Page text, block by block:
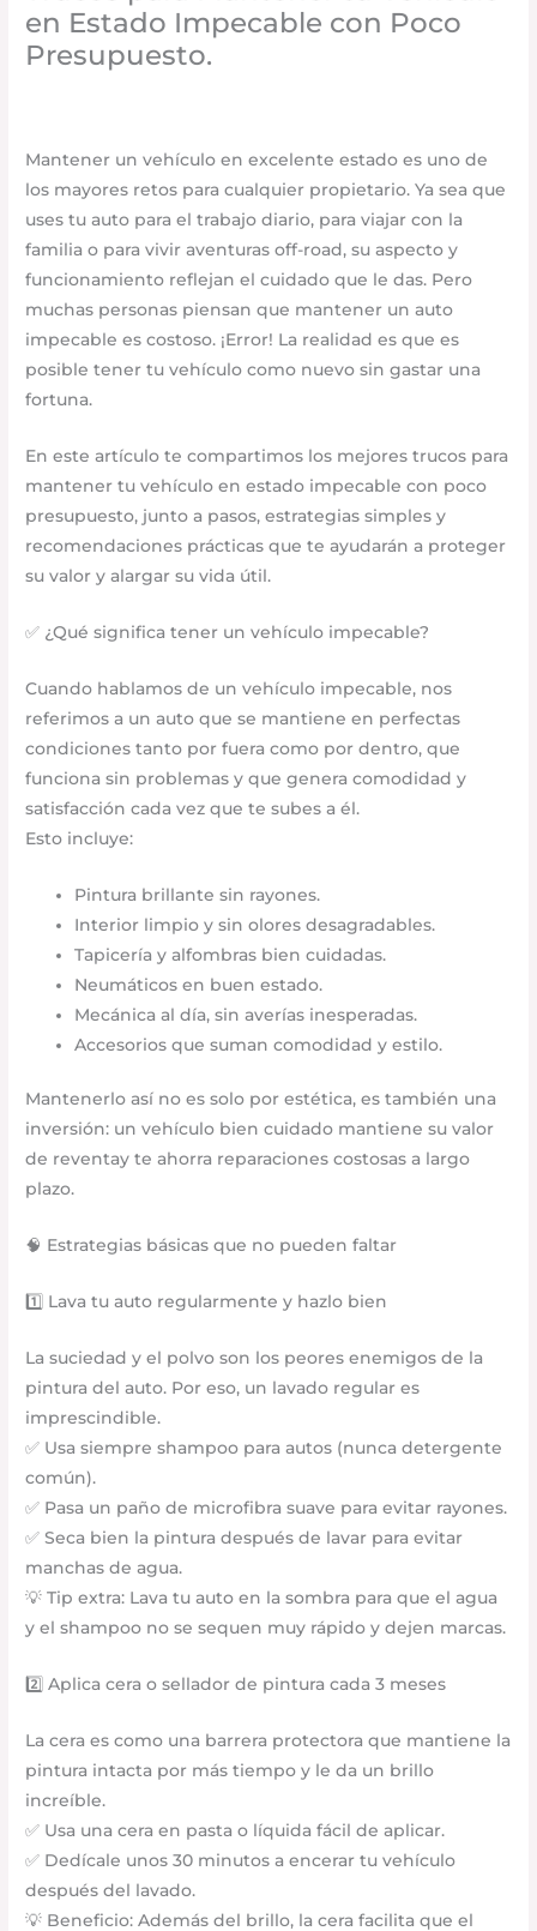
en Estado Impecable con Poco
Presupuesto.
Mantener un vehículo en excelente estado es uno de
los mayores retos para cualquier propietario. Ya sea que
uses tu auto para el trabajo diario, para viajar con la
familia o para vivir aventuras off-road, su aspecto y
funcionamiento reflejan el cuidado que le das. Pero
muchas personas piensan que mantener un auto
impecable es costoso. ¡Error! La realidad es que es
posible tener tu vehículo como nuevo sin gastar una
fortuna.
En este artículo te compartimos los mejores trucos para
mantener tu vehículo en estado impecable con poco
presupuesto, junto a pasos, estrategias simples y
recomendaciones prácticas que te ayudarán a proteger
su valor y alargar su vida útil.
✅ ¿Qué significa tener un vehículo impecable?
Cuando hablamos de un vehículo impecable, nos
referimos a un auto que se mantiene en perfectas
condiciones tanto por fuera como por dentro, que
funciona sin problemas y que genera comodidad y
satisfacción cada vez que te subes a él.
Esto incluye:
Pintura brillante sin rayones.
Interior limpio y sin olores desagradables.
Tapicería y alfombras bien cuidadas.
Neumáticos en buen estado.
Mecánica al día, sin averías inesperadas.
Accesorios que suman comodidad y estilo.
Mantenerlo así no es solo por estética, es también una
inversión: un vehículo bien cuidado mantiene su valor
de reventay te ahorra reparaciones costosas a largo
plazo.
🧠 Estrategias básicas que no pueden faltar
1️⃣ Lava tu auto regularmente y hazlo bien
La suciedad y el polvo son los peores enemigos de la
pintura del auto. Por eso, un lavado regular es
imprescindible.
✅ Usa siempre shampoo para autos (nunca detergente
común).
✅ Pasa un paño de microfibra suave para evitar rayones.
✅ Seca bien la pintura después de lavar para evitar
manchas de agua.
💡 Tip extra: Lava tu auto en la sombra para que el agua
y el shampoo no se sequen muy rápido y dejen marcas.
2️⃣ Aplica cera o sellador de pintura cada 3 meses
La cera es como una barrera protectora que mantiene la
pintura intacta por más tiempo y le da un brillo
increíble.
✅ Usa una cera en pasta o líquida fácil de aplicar.
✅ Dedícale unos 30 minutos a encerar tu vehículo
después del lavado.
💡 Beneficio: Además del brillo, la cera facilita que el